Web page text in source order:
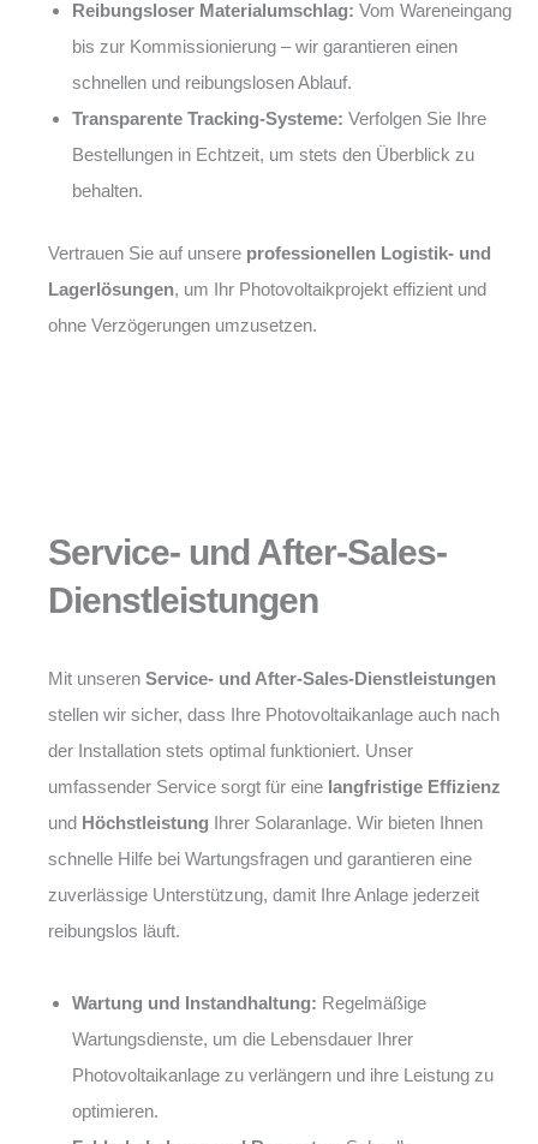
Reibungsloser Materialumschlag: Vom Wareneingang
bis zur Kommissionierung – wir garantieren einen
schnellen und reibungslosen Ablauf.
Transparente Tracking-Systeme: Verfolgen Sie Ihre
Bestellungen in Echtzeit, um stets den Überblick zu
behalten.
Vertrauen Sie auf unsere professionellen Logistik- und
Lagerlösungen, um Ihr Photovoltaikprojekt effizient und
ohne Verzögerungen umzusetzen.
Service- und After-Sales-
Dienstleistungen
Mit unseren Service- und After-Sales-Dienstleistungen
stellen wir sicher, dass Ihre Photovoltaikanlage auch nach
der Installation stets optimal funktioniert. Unser
umfassender Service sorgt für eine langfristige Effizienz
und Höchstleistung Ihrer Solaranlage. Wir bieten Ihnen
schnelle Hilfe bei Wartungsfragen und garantieren eine
zuverlässige Unterstützung, damit Ihre Anlage jederzeit
reibungslos läuft.
Wartung und Instandhaltung: Regelmäßige
Wartungsdienste, um die Lebensdauer Ihrer
Photovoltaikanlage zu verlängern und ihre Leistung zu
optimieren.